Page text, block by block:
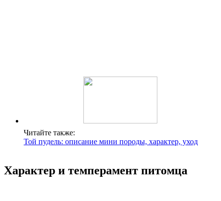
Читайте также:
Той пудель: описание мини породы, характер, уход
Характер и темперамент питомца